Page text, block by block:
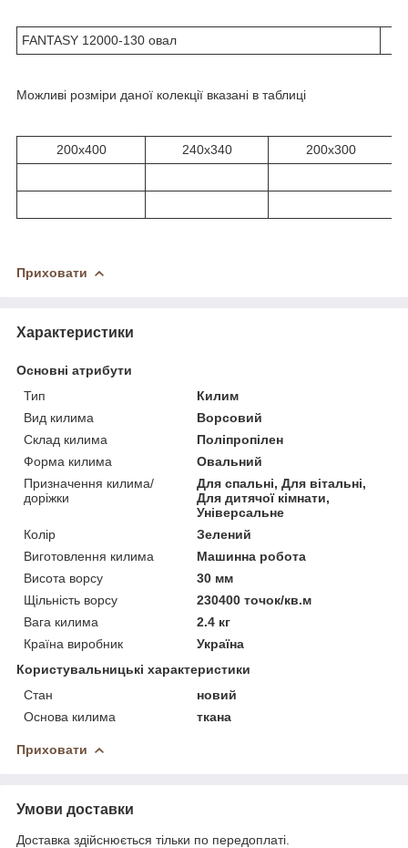
FANTASY 12000-130 oвал
Можливі розміри даної колекції вказані в таблиці
200х400 240х340 200х300
Приховати
Характеристики
Основні атрибути
Тип
Килим
Вид килима
Ворсовий
Склад килима
Поліпропілен
Форма килима
Овальний
Призначення килима/
доріжки
Для спальні, Для вітальні,
Для дитячої кімнати,
Універсальне
Колір
Зелений
Виготовлення килима
Машинна робота
Висота ворсу
30 мм
Щільність ворсу
230400 точок/кв.м
Вага килима
2.4 кг
Країна виробник
Україна
Користувальницькі характеристики
Стан
новий
Основа килима
ткана
Приховати
Умови доставки
Доставка здійснюється тільки по передоплаті.